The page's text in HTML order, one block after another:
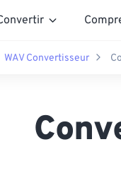
WAV Convertisseur